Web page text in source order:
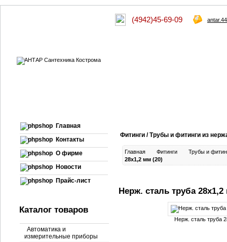
(4942)45-69-09
Главная
Контакты
О фирме
Новости
Прайс-лист
Каталог товаров
Автоматика и
измерительные приборы
Фитинги / Трубы и фитинги из
Главная Фитинги
Трубы и
28х1,2 мм (20)
Нерж. сталь труба
Нерж. сталь труба